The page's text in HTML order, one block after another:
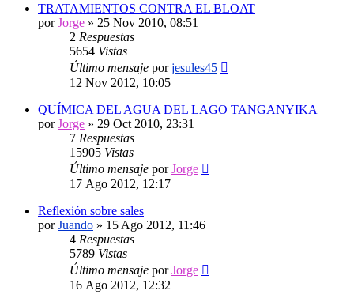
TRATAMIENTOS CONTRA EL BLOAT
porJorge » 25 Nov 2010, 08:51
2 Respuestas
5654 Vistas
Último mensaje porjesules45
12 Nov 2012, 10:05
QUÍMICA DEL AGUA DEL LAGO TANGANYIKA
porJorge » 29 Oct 2010, 23:31
7 Respuestas
15905 Vistas
Último mensaje porJorge
17 Ago 2012, 12:17
Reflexión sobre sales
porJuando » 15 Ago 2012, 11:46
4 Respuestas
5789 Vistas
Último mensaje porJorge
16 Ago 2012, 12:32